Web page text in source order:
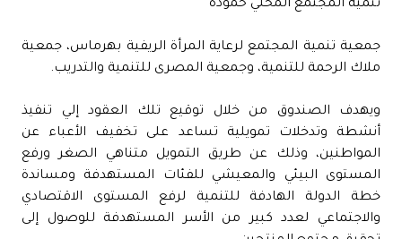
تنمية المجتمع المحلي حمودة
جمعية تنمية المجتمع لرعاية المرأة الريفية بهرماس، جمعية
ملاك الرحمة للتنمية، وجمعية المصرى للتنمية والتدريب.
ويهدف الصندوق من خلال توقيع تلك العقود إلي تنفيذ
أنشطة وتدخلات تمويلية تساعد على تخفيف الأعباء عن
المواطنين، وذلك عن طريق التمويل متناهي الصغر ورفع
المستوى البيئي والمعيشي للفئات المستهدفة ومساندة
خطة الدولة الهادفة للتنمية لرفع المستوى الاقتصادي
والاجتماعي لعدد كبير من الأسر المستهدفة للوصول إلى